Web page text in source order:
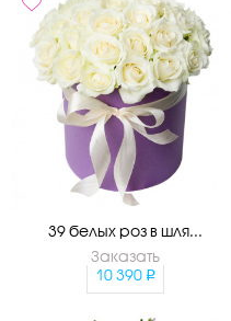
39 белых роз в шля...
Заказать
10 390